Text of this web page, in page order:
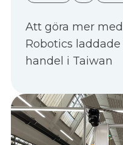
Att göra mer
Robotics
handel i Taiwan